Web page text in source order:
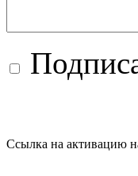
Ссылка на активацию